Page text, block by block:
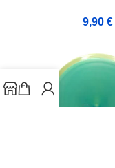
9,90 €